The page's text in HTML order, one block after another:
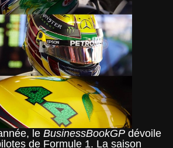
le BusinessBookGP dévoile
de Formule 1. La saison